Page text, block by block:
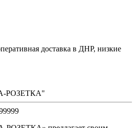
доставка в ДНР, низкие
РОЗЕТКА"